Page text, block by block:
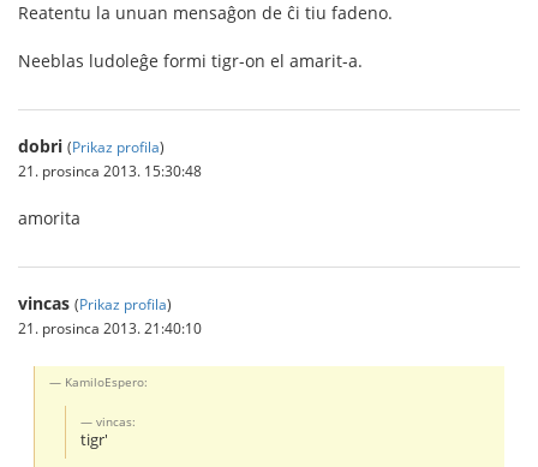
Reatentu la unuan mensaĝon de ĉi tiu fadeno.
Neeblas ludoleĝe formi tigr-on el amarit-a.
dobri (Prikaz profila)
21. prosinca 2013. 15:30:48
amorita
vincas (Prikaz profila)
21. prosinca 2013. 21:40:10
KamiloEspero:
vincas:
tigr'